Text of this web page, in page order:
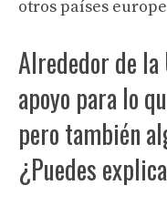
otros países
Alrededor de la
apoyo para lo
pero también
¿Puedes